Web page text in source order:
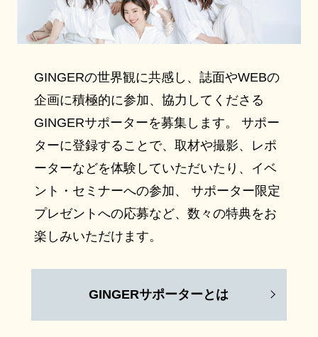
GINGERの世界観に共感し、誌面やWEBの
企画に積極的に参加、協力してくださる
GINGERサポーターを募集します。 サポー
ターに登録することで、取材や撮影、レポ
ーターなどを体験していただいたり、イベ
ント・セミナーへの参加、 サポーター限定
プレゼントへの応募など、数々の特典をお
楽しみいただけます。
GINGERサポーターとは